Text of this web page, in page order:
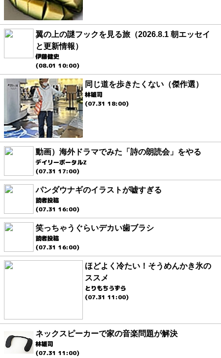
翼の上の謎フックを見る旅（2026.8.1 朝エッセイ
と更新情報）
伊藤健史
(08.01 10:00)
同じ道を歩きたくない（傑作選）
林雄司
(07.31 18:00)
動画）海外ドラマでみた「詩の朗読会」をやる
デイリーポータルZ
(07.31 17:00)
パンダウナギのイラストが嘘すぎる
読者投稿
(07.31 16:00)
笑っちゃうぐらいデカい歯ブラシ
読者投稿
(07.31 16:00)
ほどよく冷たい！そうめんかき氷の
ススメ
とりもちうずら
(07.31 11:00)
ネックスピーカーで家の音楽問題が解決
林雄司
(07.31 11:00)